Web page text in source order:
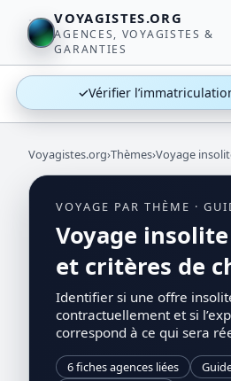
VOYAGISTES.ORG
AGENCES, VOYAGISTES &
GARANTIES
✓Vérifier
Voyagistes.org›Thèmes›Voyage
VOYAGE PAR THÈME ·
Voyage
et critères de
Identifier si une offre
contractuellement et si
correspond à ce qui sera
6 fiches agences liées